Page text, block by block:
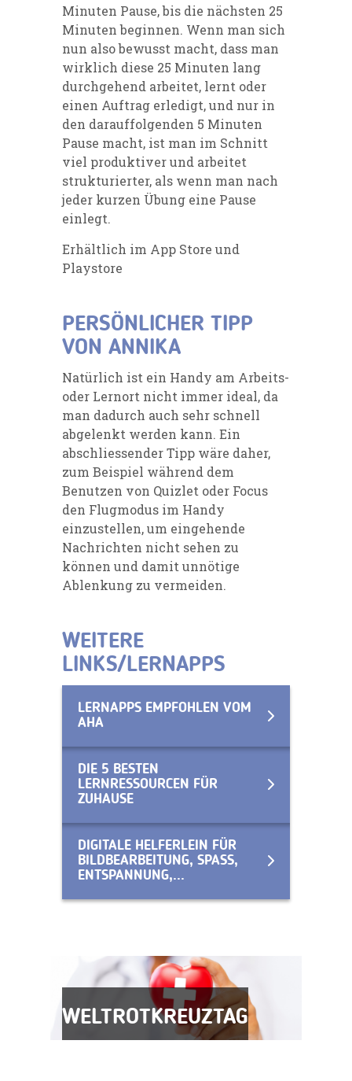
Minuten Pause, bis die nächsten 25
Minuten beginnen. Wenn man sich
nun also bewusst macht, dass man
wirklich diese 25 Minuten lang
durchgehend arbeitet, lernt oder
einen Auftrag erledigt, und nur in
den darauffolgenden 5 Minuten
Pause macht, ist man im Schnitt
viel produktiver und arbeitet
strukturierter, als wenn man nach
jeder kurzen Übung eine Pause
einlegt.
Erhältlich im App Store und
Playstore
PERSÖNLICHER TIPP
VON ANNIKA
Natürlich ist ein Handy am Arbeits-
oder Lernort nicht immer ideal, da
man dadurch auch sehr schnell
abgelenkt werden kann. Ein
abschliessender Tipp wäre daher,
zum Beispiel während dem
Benutzen von Quizlet oder Focus
den Flugmodus im Handy
einzustellen, um eingehende
Nachrichten nicht sehen zu
können und damit unnötige
Ablenkung zu vermeiden.
WEITERE
LINKS/LERNAPPS
LERNAPPS EMPFOHLEN VOM
AHA
DIE 5 BESTEN
LERNRESSOURCEN FÜR
ZUHAUSE
DIGITALE HELFERLEIN FÜR
BILDBEARBEITUNG, SPASS,
ENTSPANNUNG,...
WELTROTKREUZTAG